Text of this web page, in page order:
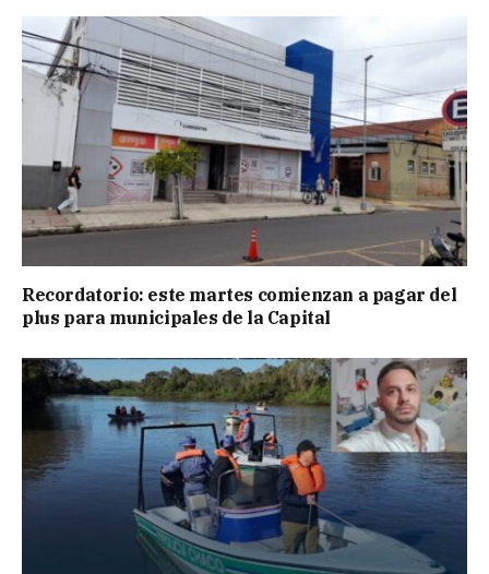
Recordatorio: este martes comienzan a pagar del
plus para municipales de la Capital